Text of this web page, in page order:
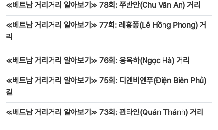
≪베트남 거리거리 알아보기≫ 78회: 쭈반안(Chu Văn An) 거리
≪베트남 거리거리 알아보기≫ 77회: 레홍퐁(Lê Hồng Phong) 거
리
≪베트남 거리거리 알아보기≫ 76회: 응옥하(Ngọc Hà) 거리
≪베트남 거리거리 알아보기≫ 75회: 디엔비엔푸(Điện Biên Phủ)
길
≪베트남 거리거리 알아보기≫ 73회: 꽌타인(Quán Thánh) 거리